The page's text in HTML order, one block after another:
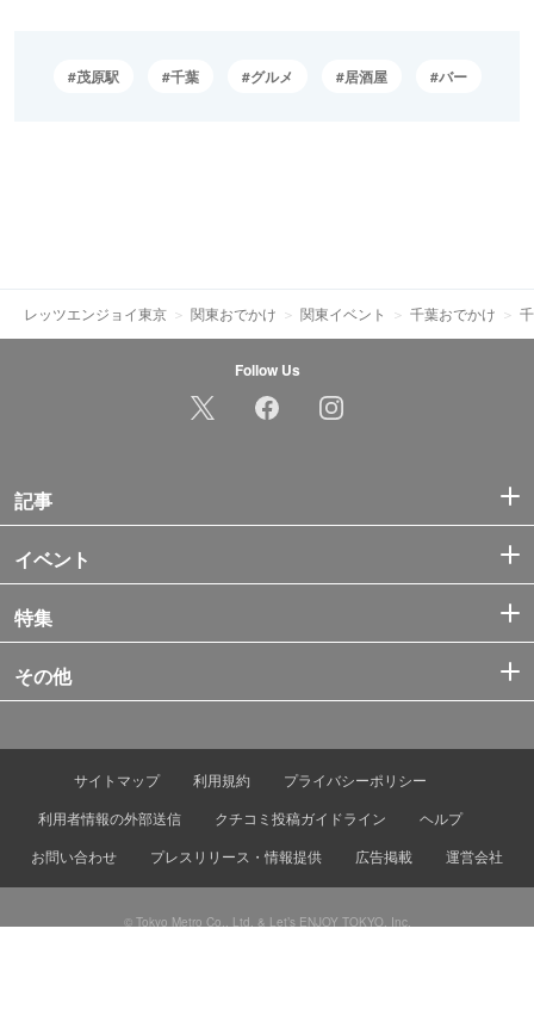
茂原駅 千葉 グルメ 居酒屋 バー
レッツエンジョイ東京 関東おでかけ 関東イベント 千葉おでかけ
Follow Us
記事
イベント
特集
その他
サイトマップ 利用規約
プライバシーポリシー
利用者情報の外部送信
クチコミ投稿ガイドライン
ヘルプ
お問い合わせ
プレスリリース・情報提供 広告掲載 運営会社
© Tokyo Metro Co., Ltd. & Let’s ENJOY TOKYO, Inc.